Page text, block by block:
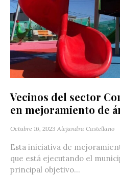
Vecinos del sector
en mejoramiento de
Octubre 16, 2023 Alejandra Castellano
Esta iniciativa de
que está ejecutando el
principal objetivo...